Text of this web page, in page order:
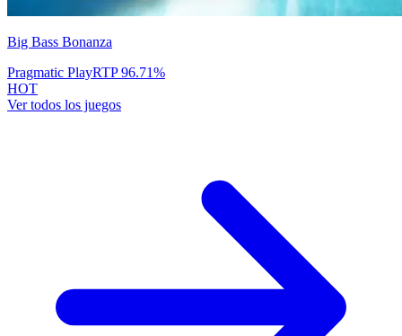
Big Bass Bonanza
Pragmatic PlayRTP96.71%
HOT
Ver todos los juegos